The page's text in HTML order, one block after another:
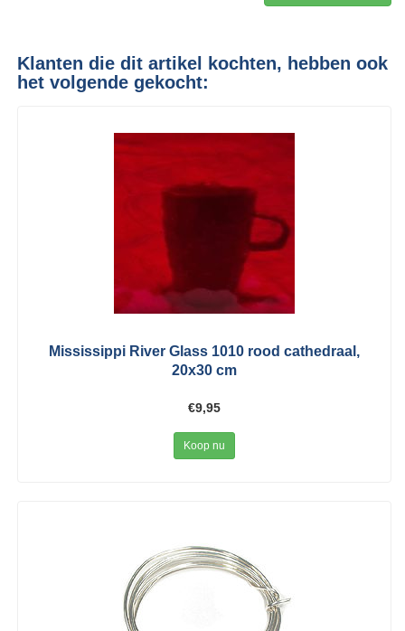
Klanten die dit artikel kochten, hebben ook
het volgende gekocht:
Mississippi River Glass 1010 rood cathedraal,
20x30 cm
€9,95
Koop nu